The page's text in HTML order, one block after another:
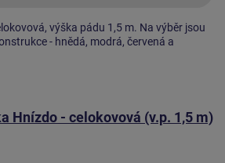
výška pádu 1,5 m. Na výběr jsou
- hnědá, modrá, červená a
Hnízdo - celokovová (v.p. 1,5 m)